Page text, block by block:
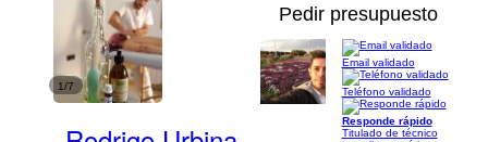
1/7
Pedir presupuesto
Email validado
Teléfono validado
Responde rápido
Titulado de técnico